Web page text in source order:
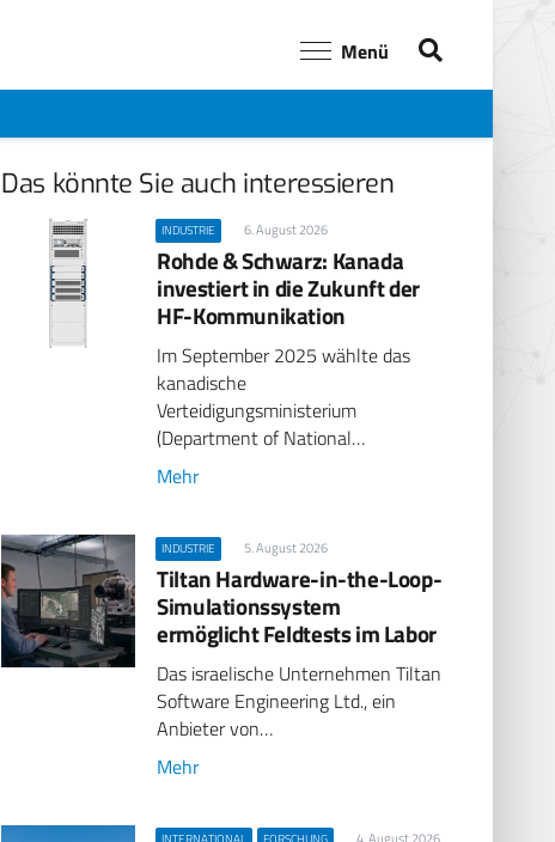
Menü
Das könnte Sie auch interessieren
INDUSTRIE 6. August 2026
Rohde & Schwarz: Kanada
investiert in die Zukunft der
HF-Kommunikation
Im September 2025 wählte das
kanadische
Verteidigungsministerium
(Department of National…
Mehr
INDUSTRIE 5. August 2026
Tiltan Hardware-in-the-Loop-
Simulationssystem
ermöglicht Feldtests im Labor
Das israelische Unternehmen Tiltan
Software Engineering Ltd., ein
Anbieter von…
Mehr
4. August 2026